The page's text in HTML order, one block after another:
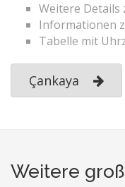
Weitere Details
Informationen
Tabelle mit
Çankaya
Weitere